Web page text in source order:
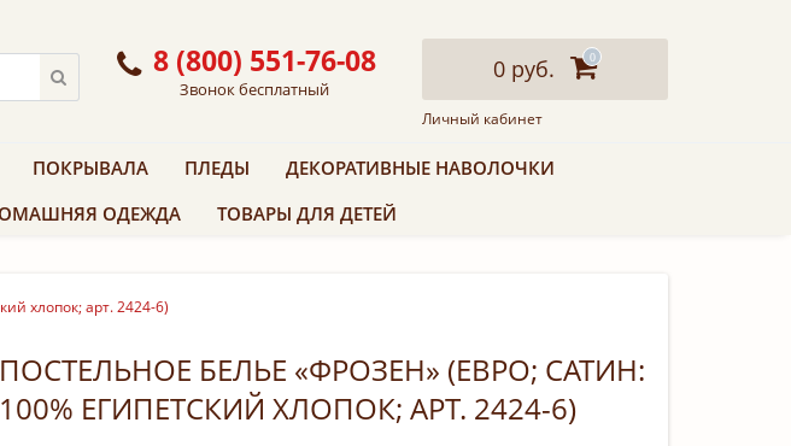
8 (800) 551-76-08
Звонок бесплатный
0 руб. 0
Личный кабинет
ПОКРЫВАЛА ПЛЕДЫ
ДЕКОРАТИВНЫЕ НАВОЛОЧКИ
ОДЕЖДА ТОВАРЫ ДЛЯ ДЕТЕЙ
хлопок; арт. 2424-6)
ПОСТЕЛЬНОЕ БЕЛЬЕ «ФРОЗЕН» (ЕВРО; САТИН:
100% ЕГИПЕТСКИЙ ХЛОПОК; АРТ. 2424-6)